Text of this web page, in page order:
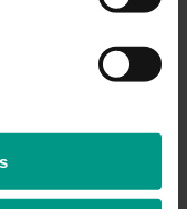
med
hvorledes dette
at medtage
i